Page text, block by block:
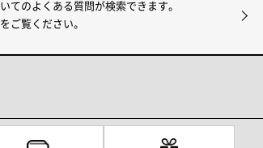
てのよくある質問が検索できます。
ご覧ください。